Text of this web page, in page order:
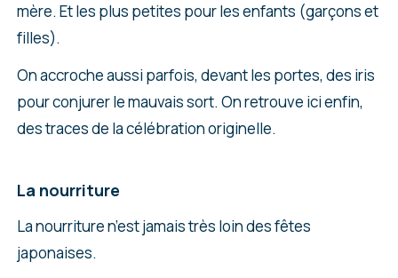
mère. Et les plus petites pour les enfants (garçons et
filles).
On accroche aussi parfois, devant les portes, des iris
pour conjurer le mauvais sort. On retrouve ici enfin,
des traces de la célébration originelle.
La nourriture
La nourriture n’est jamais très loin des fêtes
japonaises.